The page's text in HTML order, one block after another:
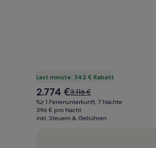
Last minute: 342 € Rabatt
Der
Preis
beträgt
2.774 €
2.774 €Der
alte
Preis
war
3.116 €
für 1 Ferienunterkunft, 7 Nächte
396 € pro Nacht
inkl. Steuern & Gebühren